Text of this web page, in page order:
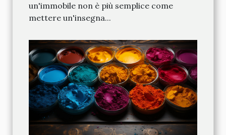
un'immobile non è più semplice come
mettere un'insegna...